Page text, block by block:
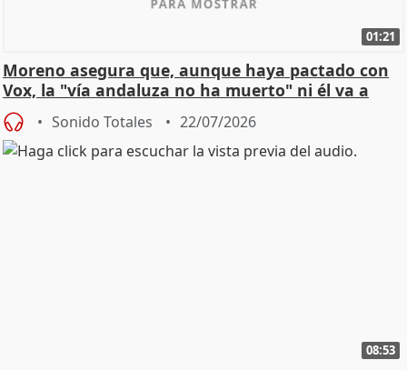
01:21
Moreno asegura que, aunque haya pactado con
Vox, la "vía andaluza no ha muerto" ni él va a
"cambiar"
Sonido Totales 22/07/2026
08:53